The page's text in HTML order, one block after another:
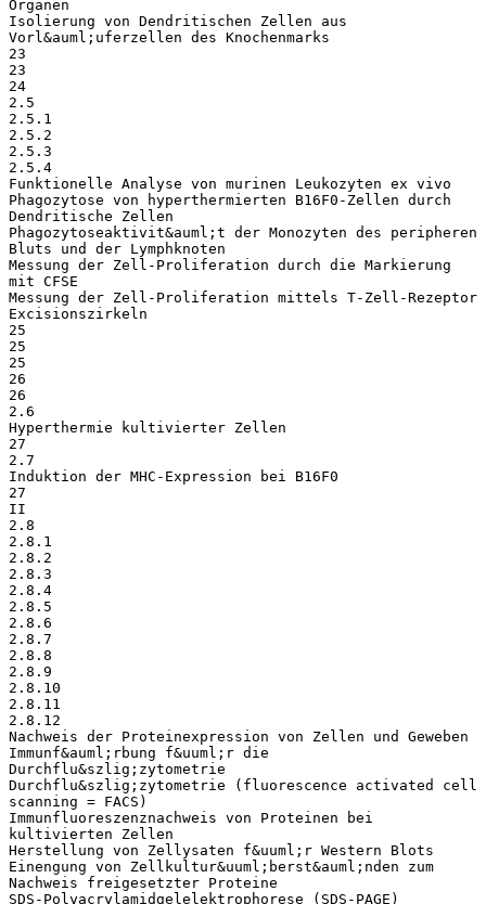
Organen
Isolierung von Dendritischen Zellen aus
Vorl&auml;uferzellen des Knochenmarks
23
23
24
2.5
2.5.1
2.5.2
2.5.3
2.5.4
Funktionelle Analyse von murinen Leukozyten ex vivo
Phagozytose von hyperthermierten B16F0-Zellen durch
Dendritische Zellen
Phagozytoseaktivit&auml;t der Monozyten des peripheren
Bluts und der Lymphknoten
Messung der Zell-Proliferation durch die Markierung
mit CFSE
Messung der Zell-Proliferation mittels T-Zell-Rezeptor
Excisionszirkeln
25
25
25
26
26
2.6
Hyperthermie kultivierter Zellen
27
2.7
Induktion der MHC-Expression bei B16F0
27
II
2.8
2.8.1
2.8.2
2.8.3
2.8.4
2.8.5
2.8.6
2.8.7
2.8.8
2.8.9
2.8.10
2.8.11
2.8.12
Nachweis der Proteinexpression von Zellen und Geweben
Immunf&auml;rbung f&uuml;r die
Durchflu&szlig;zytometrie
Durchflu&szlig;zytometrie (fluorescence activated cell
scanning = FACS)
Immunfluoreszenznachweis von Proteinen bei
kultivierten Zellen
Herstellung von Zellysaten f&uuml;r Western Blots
Einengung von Zellkultur&uuml;berst&auml;nden zum
Nachweis freigesetzter Proteine
SDS-Polyacrylamidgelelektrophorese (SDS-PAGE)